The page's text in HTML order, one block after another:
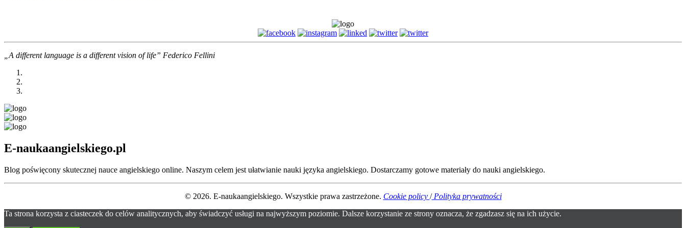
„A different language is a different vision of life” Federico Fellini
E-naukaangielskiego.pl
Blog poświęcony skutecznej nauce angielskiego online. Naszym celem jest ułatwianie nauki języka angielskiego. Dostarczamy gotowe materiały do nauki angielskiego.
© 2026. E-naukaangielskiego. Wszystkie prawa zastrzeżone. Cookie policy /Polityka prywatności
Ta strona korzysta z ciasteczek do celów analitycznych, aby świadczyć usługi na najwyższym poziomie. Dalsze korzystanie ze strony oznacza, że zgadzasz się na ich użycie.